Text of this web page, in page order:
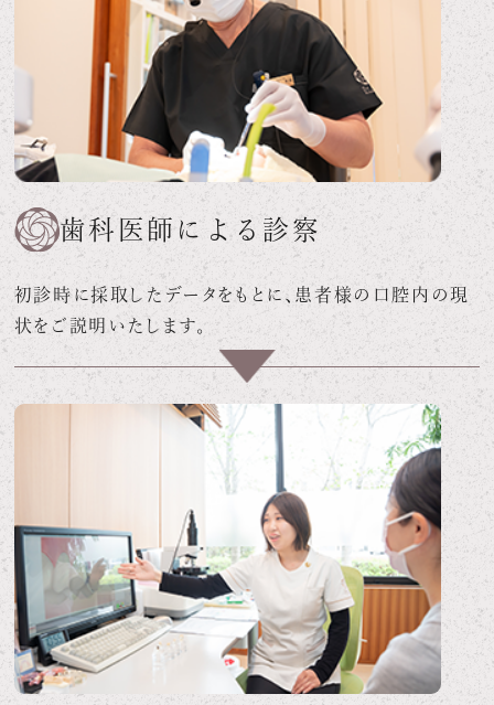
歯科医師による診察
初診時に採取したデータをもとに、患者様の口腔内の現
状をご説明いたします。